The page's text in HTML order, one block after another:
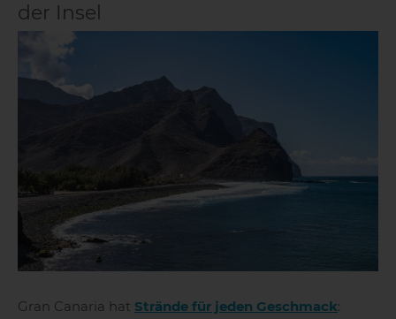
der Insel
Gran Canaria hat Strände für jeden Geschmack: